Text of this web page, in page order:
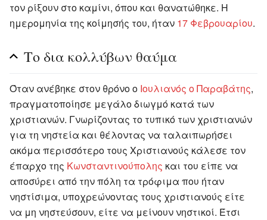
τον ρίξουν στο καμίνι, όπου και θανατώθηκε. Η
ημερομηνία της κοίμησής του, ήταν 17 Φεβρουαρίου.
Το δια κολλύβων θαύμα
Όταν ανέβηκε στον θρόνο ο Ιουλιανός ο Παραβάτης,
πραγματοποίησε μεγάλο διωγμό κατά των
χριστιανών. Γνωρίζοντας το τυπικό των χριστιανών
για τη νηστεία και θέλοντας να ταλαιπωρήσει
ακόμα περισσότερο τους Χριστιανούς κάλεσε τον
έπαρχο της Κωνσταντινούπολης και του είπε να
αποσύρει από την πόλη τα τρόφιμα που ήταν
νηστίσιμα, υποχρεώνοντας τους χριστιανούς είτε
να μη νηστεύσουν, είτε να μείνουν νηστικοί. Έτσι